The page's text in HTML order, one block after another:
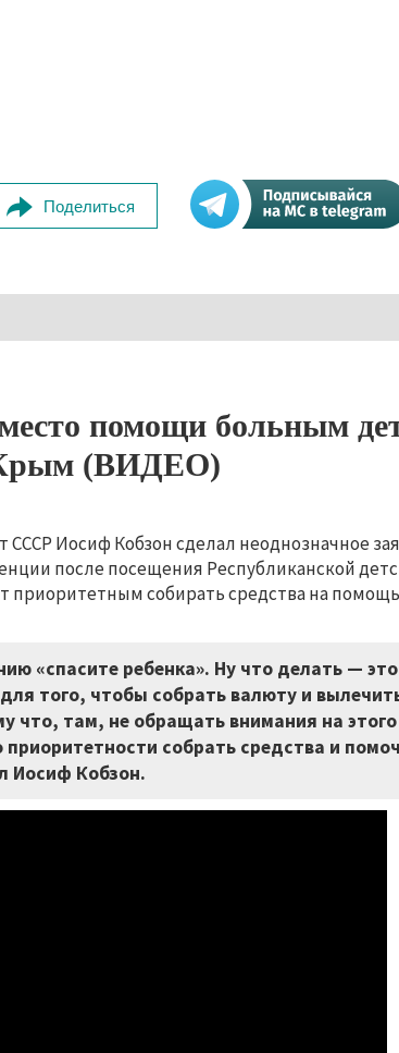
Поделиться
помощи больным
Крым (ВИДЕО)
Иосиф Кобзон сделал неоднозначное
после посещения Республиканской
приоритетным собирать средства на
«спасите ребенка». Ну что делать —
того, чтобы собрать валюту и
что, там, не обращать внимания на этого
собрать средства и
Иосиф Кобзон.